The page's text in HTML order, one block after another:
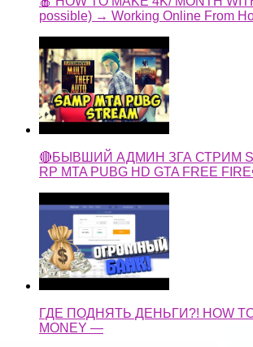
possible) → Working Online From
🔴БЫВШИЙ АДМИН ЗГА СТРИМ
RP MTA PUBG HD GTA FREE
ГДЕ ПОДНЯТЬ ДЕНЬГИ?! HOW
MONEY —